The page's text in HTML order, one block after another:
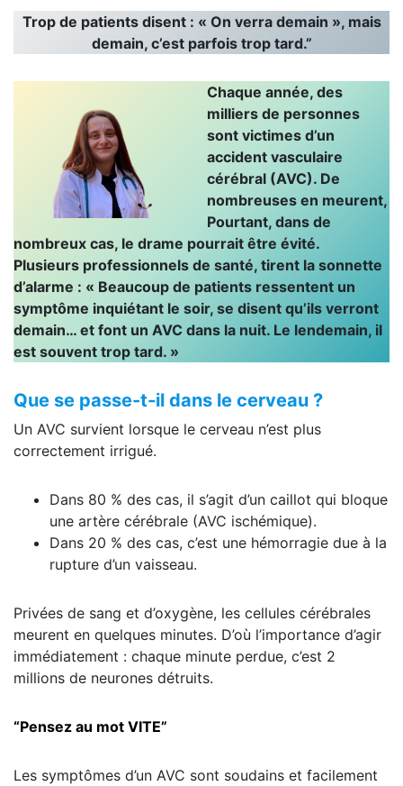
Trop de patients disent : « On verra demain », mais
demain, c’est parfois trop tard.”
Chaque année, des
milliers de personnes
sont victimes d’un
accident vasculaire
cérébral (AVC). De
nombreuses en meurent,
Pourtant, dans de
nombreux cas, le drame pourrait être évité.
Plusieurs professionnels de santé, tirent la sonnette
d’alarme : « Beaucoup de patients ressentent un
symptôme inquiétant le soir, se disent qu’ils verront
demain… et font un AVC dans la nuit. Le lendemain, il
est souvent trop tard. »
Que se passe-t-il dans le cerveau ?
Un AVC survient lorsque le cerveau n’est plus
correctement irrigué.
Dans 80 % des cas, il s’agit d’un caillot qui bloque
une artère cérébrale (AVC ischémique).
Dans 20 % des cas, c’est une hémorragie due à la
rupture d’un vaisseau.
Privées de sang et d’oxygène, les cellules cérébrales
meurent en quelques minutes. D’où l’importance d’agir
immédiatement : chaque minute perdue, c’est 2
millions de neurones détruits.
“Pensez au mot VITE”
Les symptômes d’un AVC sont soudains et facilement